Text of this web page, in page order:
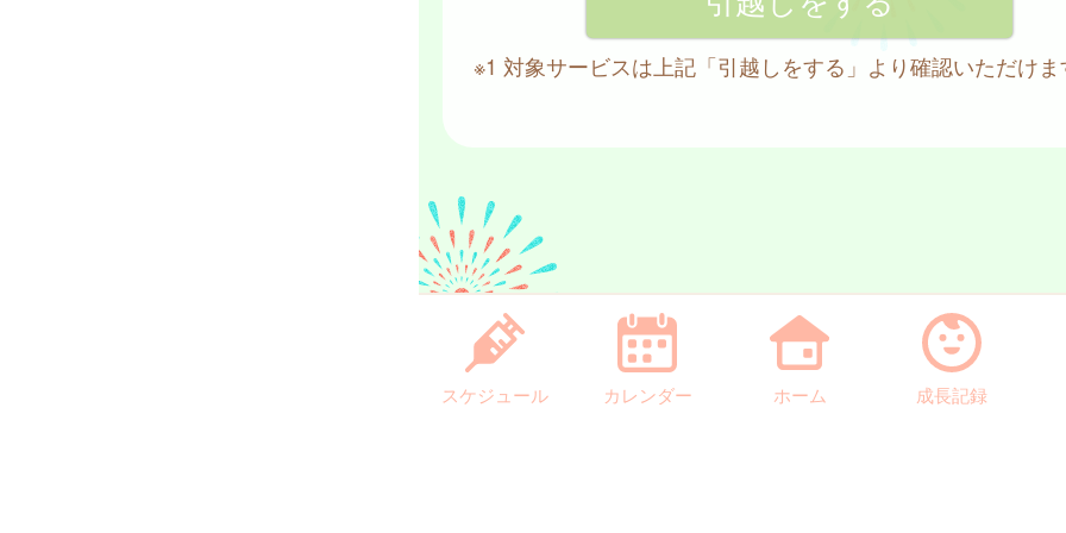
※1 対象サービスは上記「引越しをする」より確認いただけま
スケジュール カレンダー ホーム 成長記録